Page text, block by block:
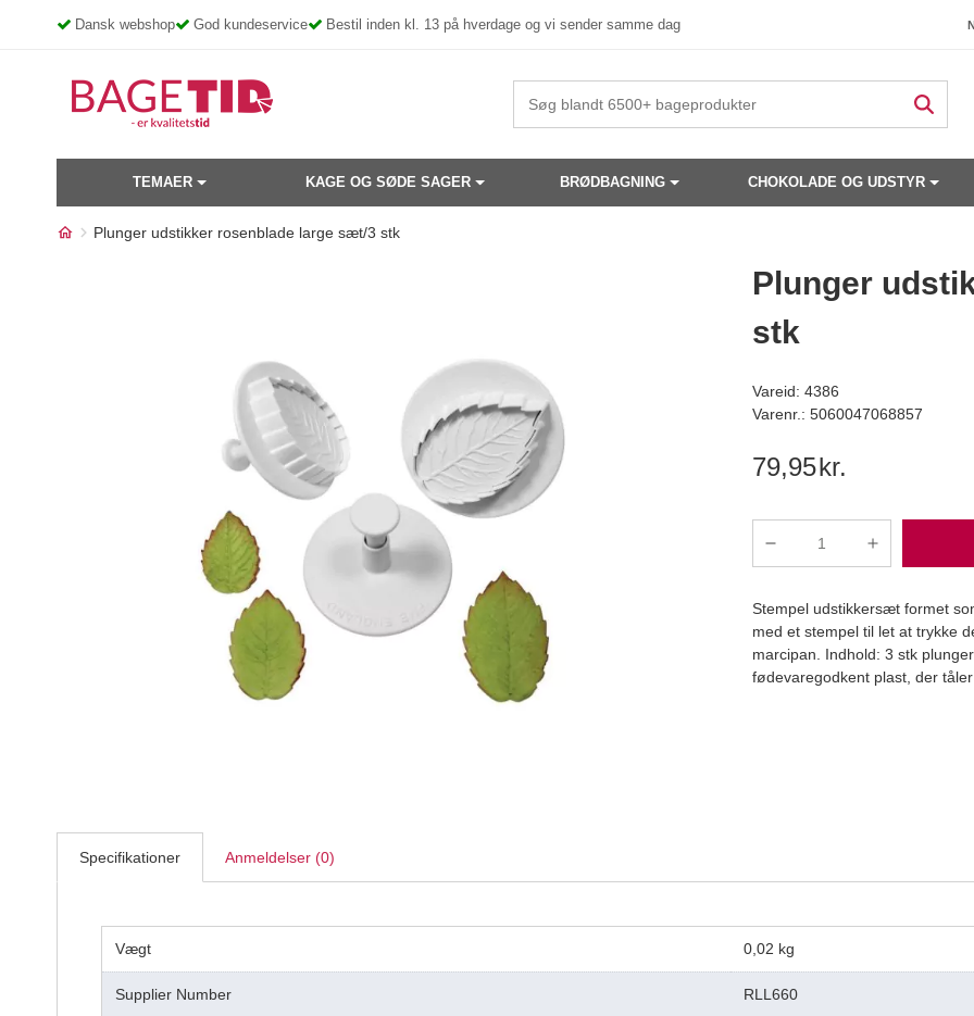
Dansk webshop God kundeservice Bestil inden kl. 13 på hverdage og vi sender samme dag
TEMAER KAGE OG SØDE SAGER BRØDBAGNING CHOKOLADE OG UDSTYR
Plunger udstikker rosenblade large sæt/3 stk
Måske kunne nogle af disse produkter have din interesse?
Hvedesur Surdejspulver - 500g
Plunger
stk
Vareid: 4386
Varenr.: 5060047068857
79,95kr.
large
Stempel udstikkersæt formet
med et stempel til let at trykke
marcipan. Indhold: 3 stk
fødevaregodkent plast, der
Specifikationer Anmeldelser (0)
Vægt 0,02 kg
Supplier Number RLL660